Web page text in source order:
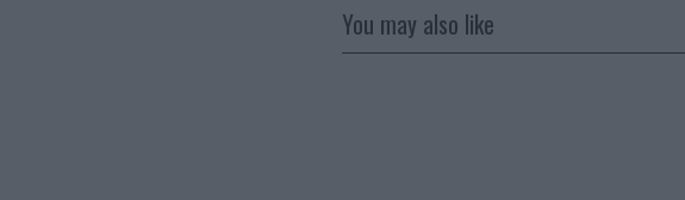
You may also like